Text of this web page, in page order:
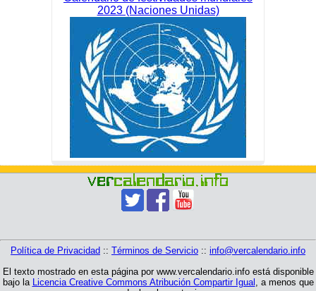
2023 (Naciones Unidas)
Política de Privacidad :: Términos de Servicio :: info@vercalendario.info
El texto mostrado en esta página por www.vercalendario.info está disponible
bajo la Licencia Creative Commons Atribución Compartir Igual , a menos que